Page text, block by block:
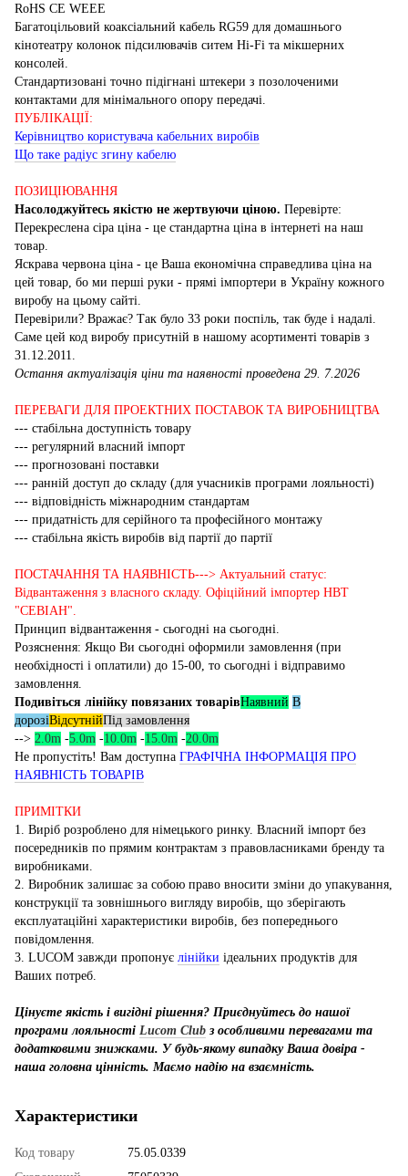
RoHS CE WEEE
Багатоцільовий коаксіальний кабель RG59 для домашнього
кінотеатру колонок підсилювачів ситем Hi-Fi та мікшерних
консолей.
Стандартизовані точно підігнані штекери з позолоченими
контактами для мінімального опору передачі.
ПУБЛІКАЦІЇ:
Керівництво користувача кабельних виробів
Що таке радіус згину кабелю
ПОЗИЦІЮВАННЯ
Насолоджуйтесь якістю не жертвуючи ціною. Перевірте:
Перекреслена сіра ціна - це стандартна ціна в інтернеті на наш
товар.
Яскрава червона ціна - це Ваша економічна справедлива ціна на
цей товар, бо ми перші руки - прямі імпортери в Україну кожного
виробу на цьому сайті.
Перевірили? Вражає? Так було 33 роки поспіль, так буде і надалі.
Саме цей код виробу присутній в нашому асортименті товарів з
31.12.2011.
Остання актуалізація ціни та наявності проведена 29. 7.2026
ПЕРЕВАГИ ДЛЯ ПРОЕКТНИХ ПОСТАВОК ТА ВИРОБНИЦТВА
--- стабільна доступність товару
--- регулярний власний імпорт
--- прогнозовані поставки
--- ранній доступ до складу (для учасників програми лояльності)
--- відповідність міжнародним стандартам
--- придатність для серійного та професійного монтажу
--- стабільна якість виробів від партії до партії
ПОСТАЧАННЯ ТА НАЯВНІСТЬ---> Актуальний статус:
Відвантаження з власного складу. Офіційний імпортер НВТ
"СЕВІАН".
Принцип відвантаження - сьогодні на сьогодні.
Розяснення: Якщо Ви сьогодні оформили замовлення (при
необхідності і оплатили) до 15-00, то сьогодні і відправимо
замовлення.
Подивіться лінійку повязаних товарівНаявний В
дорозіВідсутнійПід замовлення
--> 2.0m -5.0m -10.0m -15.0m -20.0m
Не пропустіть! Вам доступна ГРАФІЧНА ІНФОРМАЦІЯ ПРО
НАЯВНІСТЬ ТОВАРІВ
ПРИМІТКИ
1. Виріб розроблено для німецького ринку. Власний імпорт без
посередників по прямим контрактам з правовласниками бренду та
виробниками.
2. Виробник залишає за собою право вносити зміни до упакування,
конструкції та зовнішнього вигляду виробів, що зберігають
експлуатаційні характеристики виробів, без попереднього
повідомлення.
3. LUCOM завжди пропонує лінійки ідеальних продуктів для
Ваших потреб.
Цінуєте якість і вигідні рішення? Приєднуйтесь до нашої
програми лояльності Lucom Club з особливими перевагами та
додатковими знижками. У будь-якому випадку Ваша довіра -
наша головна цінність. Маємо надію на взаємність.
Характеристики
Код товару
75.05.0339